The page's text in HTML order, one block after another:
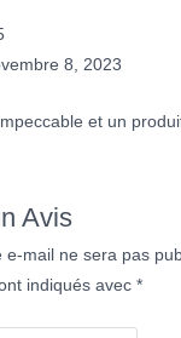
8, 2023
et un
Avis
e-mail ne sera pas
indiqués avec*